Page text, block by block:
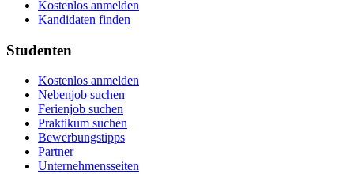
Kostenlos anmelden
Kandidaten finden
Studenten
Kostenlos anmelden
Nebenjob suchen
Ferienjob suchen
Praktikum suchen
Bewerbungstipps
Partner
Unternehmensseiten